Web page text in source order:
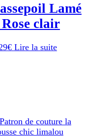
Lamé
clair
€ Lire la suite